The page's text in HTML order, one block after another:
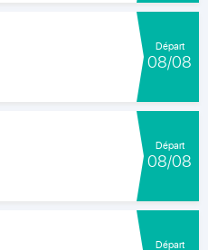
Départ
08/08
Départ
08/08
Départ